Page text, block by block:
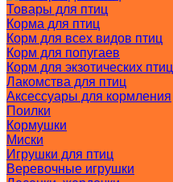
Товары для птиц
Корма для птиц
Корм для всех видов птиц
Корм для попугаев
Корм для экзотических птиц
Лакомства для птиц
Аксессуары для кормления
Поилки
Кормушки
Миски
Игрушки для птиц
Веревочные игрушки